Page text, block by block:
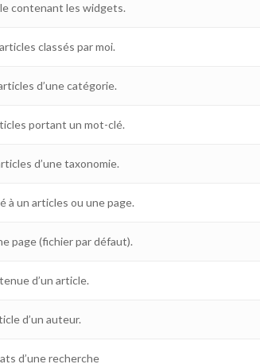
contenant les widgets.
classés par moi.
d’une catégorie.
portant un mot-clé.
d’une taxonomie.
à un articles ou une page.
page (fichier par défaut).
d’un article.
d’un auteur.
d’une recherche